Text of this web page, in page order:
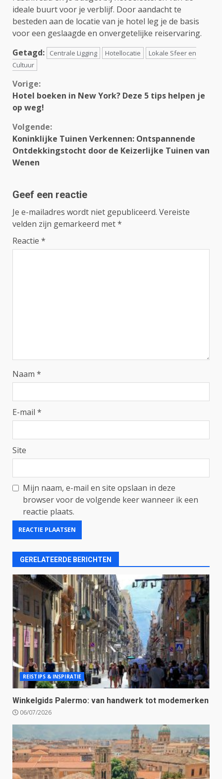
ideale buurt voor je verblijf. Door aandacht te
besteden aan de locatie van je hotel leg je de basis
voor een geslaagde en onvergetelijke reiservaring.
Getagd:
Centrale Ligging Hotellocatie
Lokale Sfeer en
Cultuur
Continue
Reading
Vorige:
Hotel boeken in New York? Deze 5 tips helpen je
op weg!
Volgende:
Koninklijke Tuinen Verkennen: Ontspannende
Ontdekkingstocht door de Keizerlijke Tuinen van
Wenen
Geef een reactie
Je e-mailadres wordt niet gepubliceerd. Vereiste
velden zijn gemarkeerd met*
Reactie *
Naam *
E-mail *
Site
Mijn naam, e-mail en site opslaan in deze
browser voor de volgende keer wanneer ik een
reactie plaats.
GERELATEERDE BERICHTEN
REISTIPS & INSPIRATIE
Winkelgids Palermo: van handwerk tot modemerken
06/07/2026